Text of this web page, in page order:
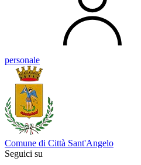
personale
Comune di Città Sant'Angelo
Seguici su